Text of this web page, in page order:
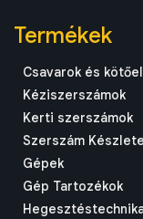
Termékek
Csavarok és
Kéziszerszámok
Kerti szerszámok
Szerszám
Gépek
Gép Tartozékok